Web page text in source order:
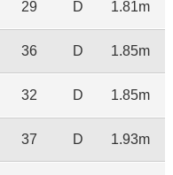
29 D 1.81m
36 D 1.85m
32 D 1.85m
37 D 1.93m